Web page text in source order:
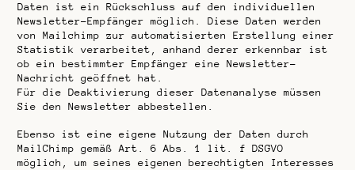
Daten ist ein Rückschluss auf den individuellen
Newsletter-Empfänger möglich. Diese Daten werden
von Mailchimp zur automatisierten Erstellung einer
Statistik verarbeitet, anhand derer erkennbar ist
ob ein bestimmter Empfänger eine Newsletter-
Nachricht geöffnet hat.
Für die Deaktivierung dieser Datenanalyse müssen
Sie den Newsletter abbestellen.
Ebenso ist eine eigene Nutzung der Daten durch
MailChimp gemäß Art. 6 Abs. 1 lit. f DSGVO
möglich, um seines eigenen berechtigten Interesses